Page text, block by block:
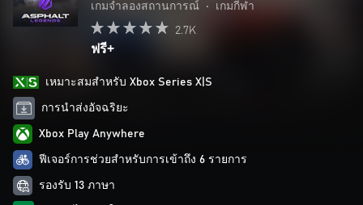
เกมจำลองสถานการณ์
• เกมกีฬา
2.7K
ฟรี+
เหมาะสมสําหรับ Xbox Series X|S
การนำส่งอัจฉริยะ
Xbox Play Anywhere
ฟีเจอร์การช่วยสำหรับการเข้าถึง 6 รายการ
รองรับ 13 ภาษา